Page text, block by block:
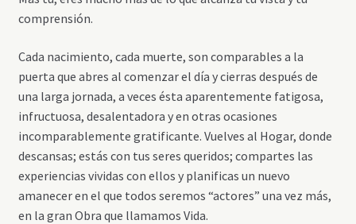
comprensión.
Cada nacimiento, cada muerte, son comparables a la
puerta que abres al comenzar el día y cierras después de
una larga jornada, a veces ésta aparentemente fatigosa,
infructuosa, desalentadora y en otras ocasiones
incomparablemente gratificante. Vuelves al Hogar, donde
descansas; estás con tus seres queridos; compartes las
experiencias vividas con ellos y planificas un nuevo
amanecer en el que todos seremos “actores” una vez más,
en la gran Obra que llamamos Vida.